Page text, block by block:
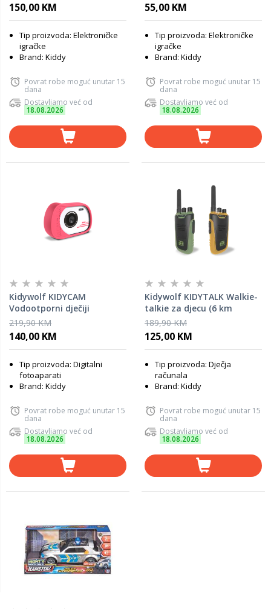
150,00 KM
Tip proizvoda: Elektroničke
igračke
Brand: Kiddy
Povrat robe moguć unutar 15
dana
Dostavljamo već od
18.08.2026
55,00 KM
Tip proizvoda: Elektroničke
igračke
Brand: Kiddy
Povrat robe moguć unutar 15
dana
Dostavljamo već od
18.08.2026
Kidywolf KIDYCAM
Vodootporni dječiji
fotoaparat – Pink
219,90 KM
140,00 KM
Tip proizvoda: Digitalni
fotoaparati
Brand: Kiddy
Povrat robe moguć unutar 15
dana
Dostavljamo već od
18.08.2026
Kidywolf KIDYTALK Walkie-
talkie za djecu (6 km
domet) – Green Orange
189,90 KM
125,00 KM
Tip proizvoda: Dječja
računala
Brand: Kiddy
Povrat robe moguć unutar 15
dana
Dostavljamo već od
18.08.2026